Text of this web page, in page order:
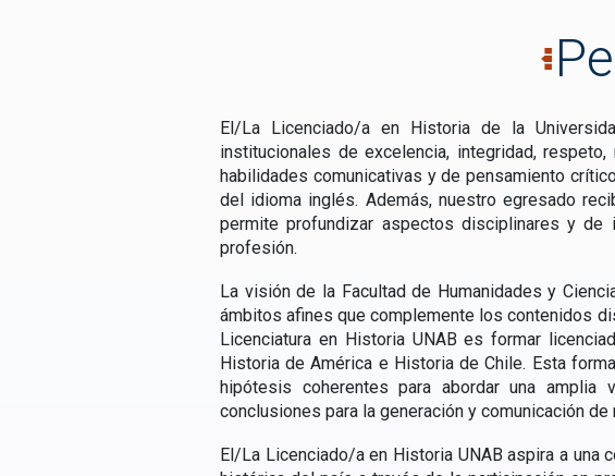
El/La Licenciado/a en Historia de la
institucionales de excelencia, integridad,
habilidades comunicativas y de pensamiento
del idioma inglés. Además, nuestro egresado
permite profundizar aspectos disciplinares y
profesión.
La visión de la Facultad de Humanidades y
ámbitos afines que complemente los contenidos
Licenciatura en Historia UNAB es formar
Historia de América e Historia de Chile. Esta
hipótesis coherentes para abordar una
conclusiones para la generación y comunicación de
El/La Licenciado/a en Historia UNAB aspira a una